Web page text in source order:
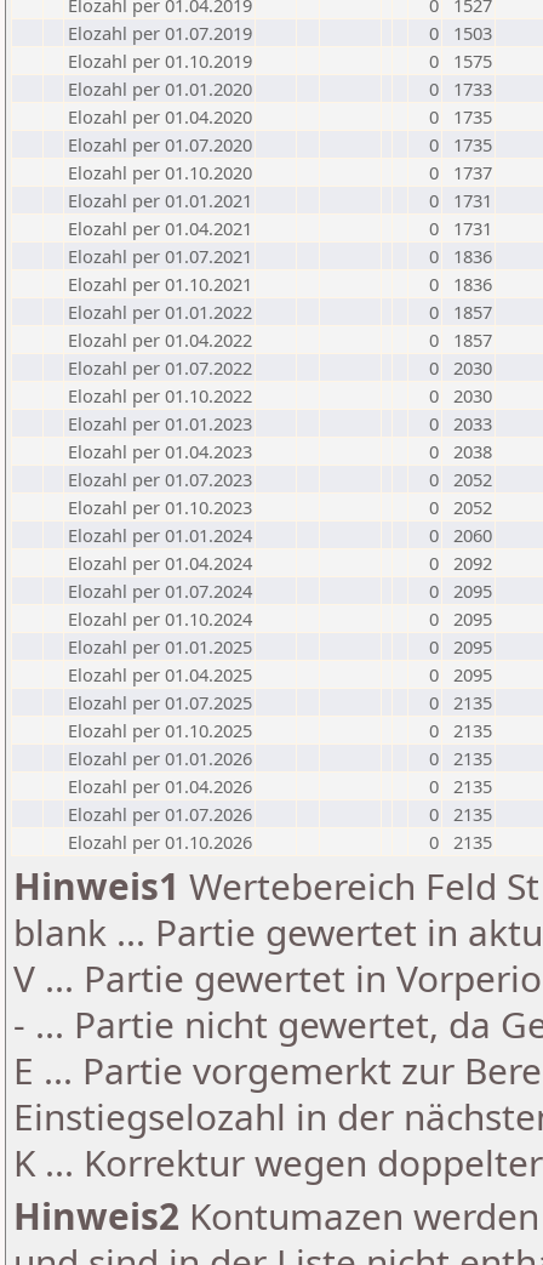
Elozahl per 01.04.2019
0
1527
Elozahl per 01.07.2019
0
1503
Elozahl per 01.10.2019
0
1575
Elozahl per 01.01.2020
0
1733
Elozahl per 01.04.2020
0
1735
Elozahl per 01.07.2020
0
1735
Elozahl per 01.10.2020
0
1737
Elozahl per 01.01.2021
0
1731
Elozahl per 01.04.2021
0
1731
Elozahl per 01.07.2021
0
1836
Elozahl per 01.10.2021
0
1836
Elozahl per 01.01.2022
0
1857
Elozahl per 01.04.2022
0
1857
Elozahl per 01.07.2022
0 2030
Elozahl per 01.10.2022
0 2030
Elozahl per 01.01.2023
0 2033
Elozahl per 01.04.2023
0 2038
Elozahl per 01.07.2023
0 2052
Elozahl per 01.10.2023
0 2052
Elozahl per 01.01.2024
0 2060
Elozahl per 01.04.2024
0 2092
Elozahl per 01.07.2024
0 2095
Elozahl per 01.10.2024
0 2095
Elozahl per 01.01.2025
0 2095
Elozahl per 01.04.2025
0 2095
Elozahl per 01.07.2025
0 2135
Elozahl per 01.10.2025
0 2135
Elozahl per 01.01.2026
0 2135
Elozahl per 01.04.2026
0 2135
Elozahl per 01.07.2026
0 2135
Elozahl per 01.10.2026
0 2135
Hinweis1 Wertebereich Feld
blank ... Partie gewertet in
V ... Partie gewertet in
- ... Partie nicht gewertet, da
E ... Partie vorgemerkt zur
Einstiegselozahl in der
K ... Korrektur wegen
Hinweis2 Kontumazen